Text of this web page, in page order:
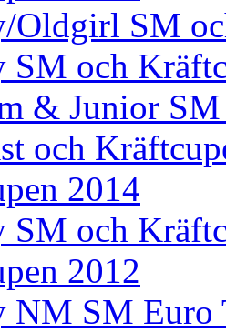
Oldgirl SM
SM och
& Junior
och
2014
SM och
2012
NM SM Euro